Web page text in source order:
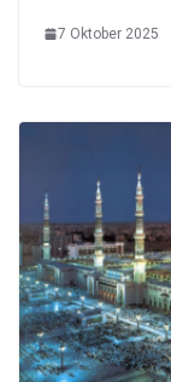
7 Oktober 2025